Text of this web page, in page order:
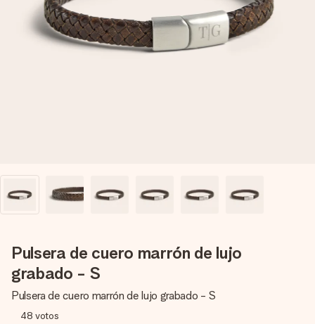
Tarjeta de felicitación gratuita
Crea algo único en pocos pasos – con su nombre, tu foto o
un mensaje que llegue al corazón. Sin complicaciones, solo
Pulsera de cuero marrón de lujo
grabado - S
Pulsera de cuero marrón de lujo grabado - S
48 votos